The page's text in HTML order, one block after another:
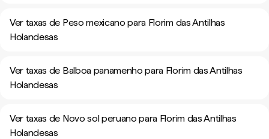
Ver taxas de Peso mexicano para Florim das Antilhas
Holandesas
Ver taxas de Balboa panamenho para Florim das Antilhas
Holandesas
Ver taxas de Novo sol peruano para Florim das Antilhas
Holandesas